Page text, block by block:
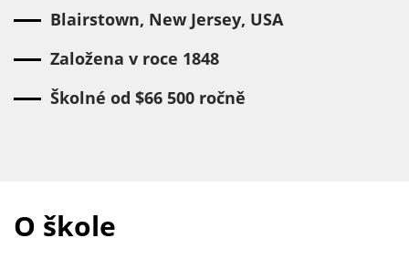
Blairstown, New Jersey, USA
Založena v roce 1848
Školné od $66 500 ročně
O škole